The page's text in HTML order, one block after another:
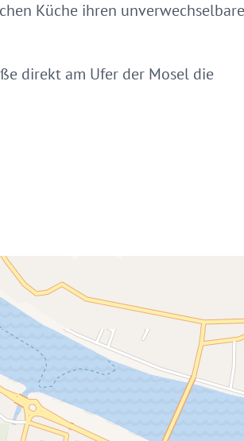
Küche ihren
direkt am Ufer der Mosel die